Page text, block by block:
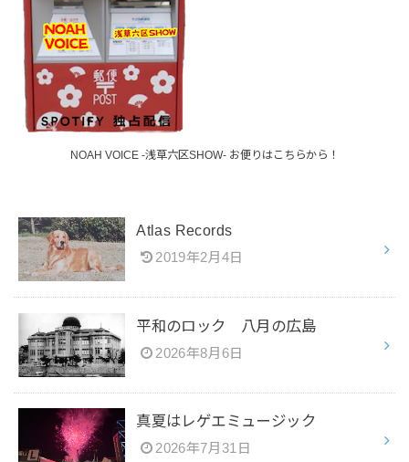
NOAH VOICE -浅草六区SHOW- お便りはこちらから！
Atlas Records
2019年2月4日
平和のロック 八月の広島
2026年8月6日
真夏はレゲエミュージック
2026年7月31日